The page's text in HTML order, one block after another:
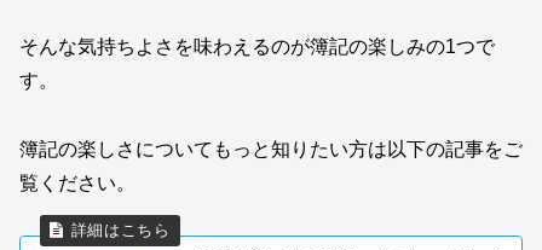
そんな気持ちよさを味わえるのが簿記の楽しみの1つで
す。
簿記の楽しさについてもっと知りたい方は以下の記事をご
覧ください。